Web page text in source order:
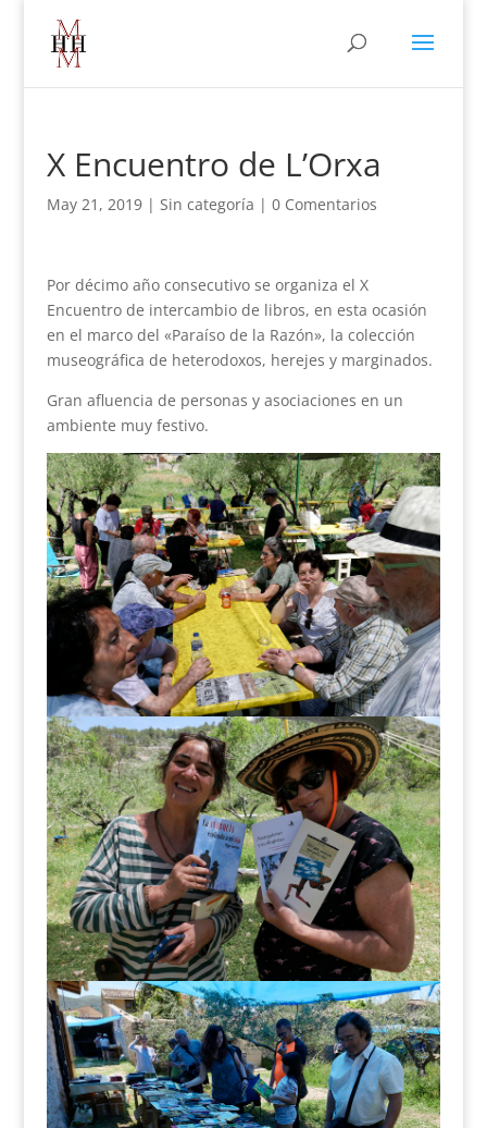
X Encuentro de L’Orxa
May 21, 2019| Sin categoría | 0 Comentarios
Por décimo año consecutivo se organiza el X
Encuentro de intercambio de libros, en esta ocasión
en el marco del «Paraíso de la Razón», la colección
museográfica de heterodoxos, herejes y marginados.
Gran afluencia de personas y asociaciones en un
ambiente muy festivo.